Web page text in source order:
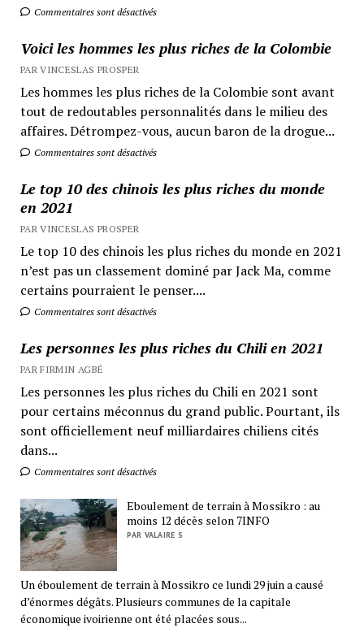
Commentaires sont désactivés
Voici les hommes les plus riches de la Colombie
PAR VINCESLAS PROSPER
Les hommes les plus riches de la Colombie sont avant
tout de redoutables personnalités dans le milieu des
affaires. Détrompez-vous, aucun baron de la drogue...
Commentaires sont désactivés
Le top 10 des chinois les plus riches du monde
en 2021
PAR VINCESLAS PROSPER
Le top 10 des chinois les plus riches du monde en 2021
n’est pas un classement dominé par Jack Ma, comme
certains pourraient le penser....
Commentaires sont désactivés
Les personnes les plus riches du Chili en 2021
PAR FIRMIN AGBÉ
Les personnes les plus riches du Chili en 2021 sont
pour certains méconnus du grand public. Pourtant, ils
sont officiellement neuf milliardaires chiliens cités
dans...
Commentaires sont désactivés
Eboulement de terrain à Mossikro : au
moins 12 décès selon 7INFO
PAR VALAIRE S
Un éboulement de terrain à Mossikro ce lundi 29 juin a causé
d’énormes dégâts. Plusieurs communes de la capitale
économique ivoirienne ont été placées sous...